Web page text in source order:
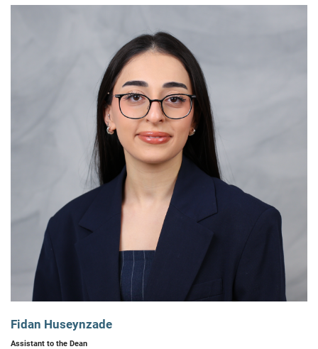
Fidan Huseynzade
Assistant to the Dean